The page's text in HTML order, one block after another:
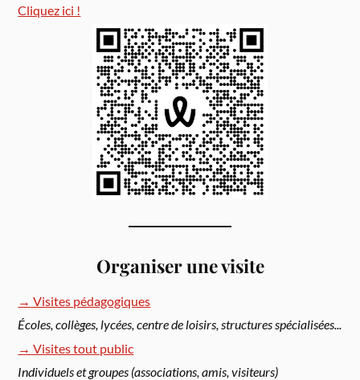
Cliquez ici !
Organiser une visite
→ Visites pédagogiques
Écoles, collèges, lycées, centre de loisirs, structures spécialisées...
→ Visites tout public
Individuels et groupes (associations, amis, visiteurs)